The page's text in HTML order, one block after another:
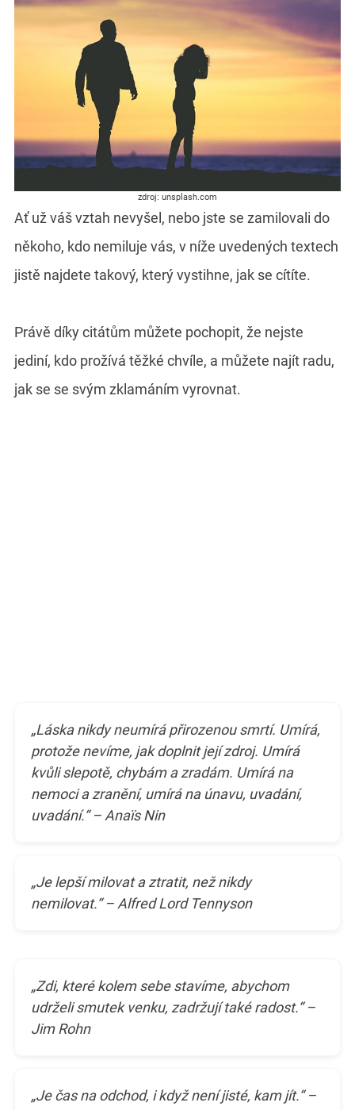
zdroj: unsplash.com
Ať už váš vztah nevyšel, nebo jste se zamilovali do
někoho, kdo nemiluje vás, v níže uvedených textech
jistě najdete takový, který vystihne, jak se cítíte.
Právě díky citátům můžete pochopit, že nejste
jediní, kdo prožívá těžké chvíle, a můžete najít radu,
jak se se svým zklamáním vyrovnat.
„Láska nikdy neumírá přirozenou smrtí. Umírá,
protože nevíme, jak doplnit její zdroj. Umírá
kvůli slepotě, chybám a zradám. Umírá na
nemoci a zranění, umírá na únavu, uvadání,
uvadání.“ – Anaïs Nin
„Je lepší milovat a ztratit, než nikdy
nemilovat.“ – Alfred Lord Tennyson
„Zdi, které kolem sebe stavíme, abychom
udrželi smutek venku, zadržují také radost.“ –
Jim Rohn
„Je čas na odchod, i když není jisté, kam jít.“ –